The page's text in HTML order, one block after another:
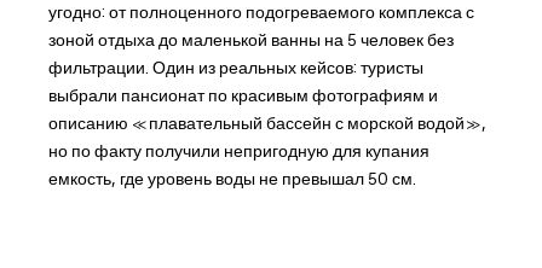
угодно: от полноценного подогреваемого комплекса с
зоной отдыха до маленькой ванны на 5 человек без
фильтрации. Один из реальных кейсов: туристы
выбрали пансионат по красивым фотографиям и
описанию «плавательный бассейн с морской водой»,
но по факту получили непригодную для купания
емкость, где уровень воды не превышал 50 см.